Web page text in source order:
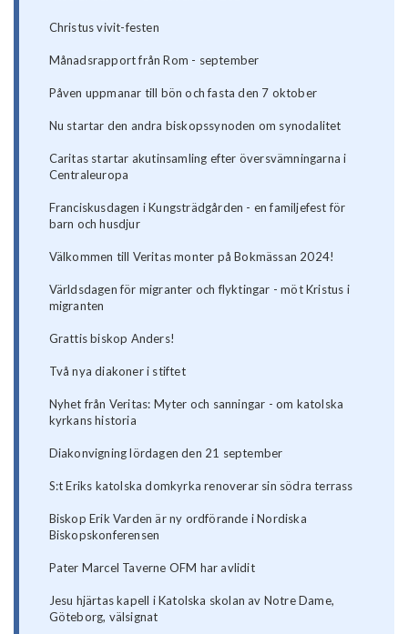
Christus vivit-festen
Månadsrapport från Rom - september
Påven uppmanar till bön och fasta den 7 oktober
Nu startar den andra biskopssynoden om synodalitet
Caritas startar akutinsamling efter översvämningarna i
Centraleuropa
Franciskusdagen i Kungsträdgården - en familjefest för
barn och husdjur
Välkommen till Veritas monter på Bokmässan 2024!
Världsdagen för migranter och flyktingar - möt Kristus i
migranten
Grattis biskop Anders!
Två nya diakoner i stiftet
Nyhet från Veritas: Myter och sanningar - om katolska
kyrkans historia
Diakonvigning lördagen den 21 september
S:t Eriks katolska domkyrka renoverar sin södra terrass
Biskop Erik Varden är ny ordförande i Nordiska
Biskopskonferensen
Pater Marcel Taverne OFM har avlidit
Jesu hjärtas kapell i Katolska skolan av Notre Dame,
Göteborg, välsignat